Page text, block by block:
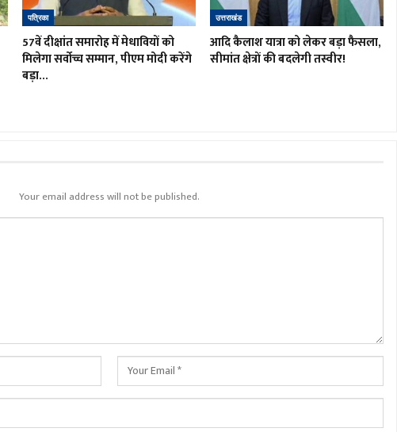
पत्रिका
57वें दीक्षांत समारोह में मेधावियों को
मिलेगा सर्वोच्च सम्मान, पीएम मोदी करेंगे
बड़ा…
उत्तराखंड
आदि कैलाश यात्रा को लेकर बड़ा फैसला,
सीमांत क्षेत्रों की बदलेगी तस्वीर!
Your email address will not be published.